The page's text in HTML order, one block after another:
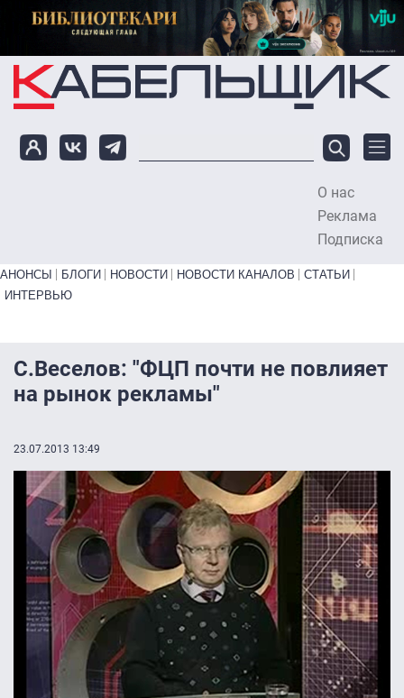
Перейти к основному содержанию
О нас
Реклама
Подписка
Primary links bottom
АНОНСЫ БЛОГИ НОВОСТИ НОВОСТИ КАНАЛОВ
СТАТЬИ
ИНТЕРВЬЮ
С.Веселов: "ФЦП почти не повлияет
на рынок рекламы"
23.07.2013 13:49